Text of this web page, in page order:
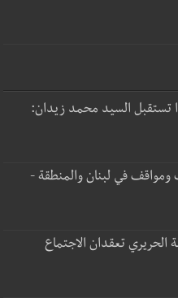
تستقبل السيد محمد زيدان:
في لبنان والمنطقة -
تعقدان الاجتماع